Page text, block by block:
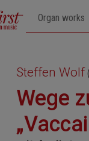
Steffen Wolf
Wege